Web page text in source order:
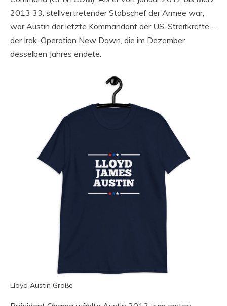
2013 33. stellvertretender Stabschef der Armee war,
war Austin der letzte Kommandant der US-Streitkräfte –
der Irak-Operation New Dawn, die im Dezember
desselben Jahres endete.
Lloyd Austin Größe